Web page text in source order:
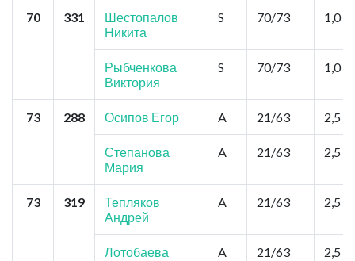
70 331
Шестопалов
Никита
S 70/73 1,0
Рыбченкова
Виктория
S 70/73 1,0
73 288 Осипов Егор A 21/63 2,5
Степанова
Мария
A 21/63 2,5
73 319
Тепляков
Андрей
A 21/63 2,5
Лотобаева
A 21/63 2,5